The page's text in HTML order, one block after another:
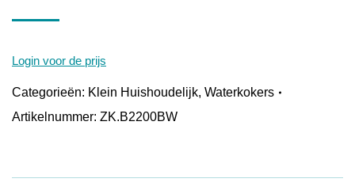
Login voor de prijs
Categorieën: Klein Huishoudelijk, Waterkokers
Artikelnummer: ZK.B2200BW